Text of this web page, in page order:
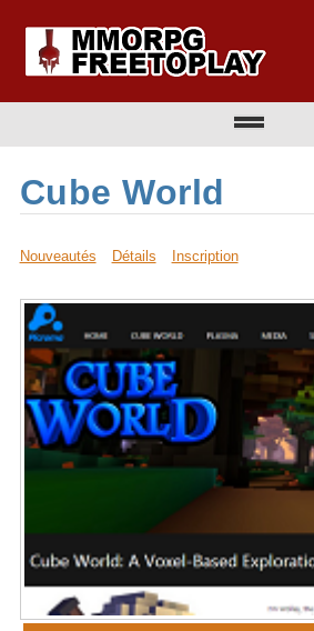
Cube World
Nouveautés Détails Inscription